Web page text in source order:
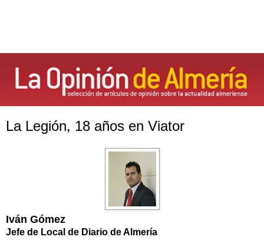
La Legión, 18 años en Viator
Iván Gómez
Jefe de Local de Diario de Almería